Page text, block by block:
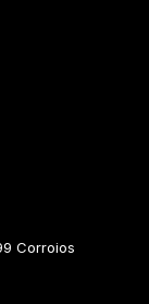
Corroios